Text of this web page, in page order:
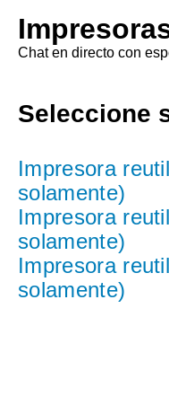
Chat en directo con
Seleccione
Impresora
solamente)
Impresora
solamente)
Impresora
solamente)